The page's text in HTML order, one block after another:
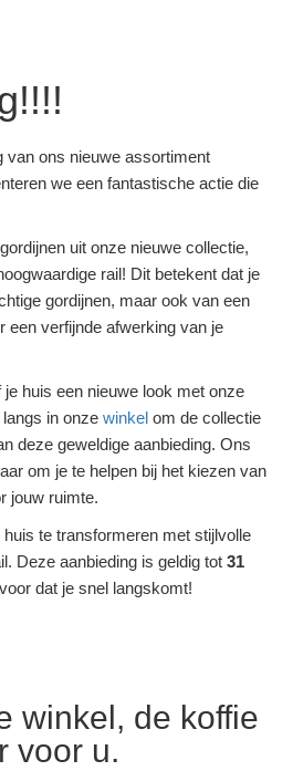
van ons nieuwe assortiment
we een fantastische actie die
uit onze nieuwe collectie,
rail! Dit betekent dat je
gordijnen, maar ook van een
een verfijnde afwerking van je
huis een nieuwe look met onze
in onze winkel om de collectie
deze geweldige aanbieding. Ons
om je te helpen bij het kiezen van
jouw ruimte.
te transformeren met stijlvolle
Deze aanbieding is geldig tot 31
dat je snel langskomt!
winkel, de koffie
voor u.